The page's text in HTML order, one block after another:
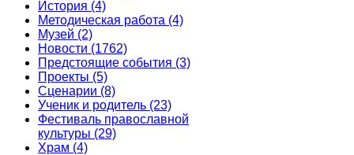
История (4)
Методическая работа (4)
Музей (2)
Новости (1762)
Предстоящие события (3)
Проекты (5)
Сценарии (8)
Ученик и родитель (23)
Фестиваль православной
культуры (29)
Храм (4)